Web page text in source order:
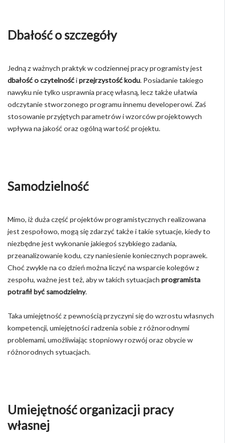
Dbałość o szczegóły
Jedną z ważnych praktyk w codziennej pracy programisty jest
dbałość o czytelnośćiprzejrzystość kodu. Posiadanie takiego
nawyku nie tylko usprawnia pracę własną, lecz także ułatwia
odczytanie stworzonego programu innemu developerowi. Zaś
stosowanie przyjętych parametrów i wzorców projektowych
wpływa na jakość oraz ogólną wartość projektu.
Samodzielność
Mimo, iż duża część projektów programistycznych realizowana
jest zespołowo, mogą się zdarzyć także i takie sytuacje, kiedy to
niezbędne jest wykonanie jakiegoś szybkiego zadania,
przeanalizowanie kodu, czy naniesienie koniecznych poprawek.
Choć zwykle na co dzień można liczyć na wsparcie kolegów z
zespołu, ważne jest też, aby w takich sytuacjach programista
potrafił być samodzielny.
Taka umiejętność z pewnością przyczyni się do wzrostu własnych
kompetencji, umiejętności radzenia sobie z różnorodnymi
problemami, umożliwiając stopniowy rozwój oraz obycie w
różnorodnych sytuacjach.
Umiejętność organizacji pracy
własnej